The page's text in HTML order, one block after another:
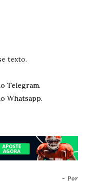
texto.
Telegram.
Whatsapp.
- Por